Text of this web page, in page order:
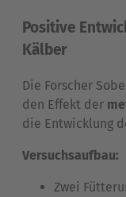
Positive
Kälber
Die Forscher
den Effekt der
die Entwicklung
Versuchsaufbau:
Zwei